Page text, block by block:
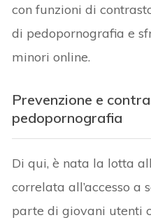
con funzioni di
di pedopornografia e
minori online.
Prevenzione e
pedopornografia
Di qui, è nata la lotta
correlata all’accesso a
parte di giovani utenti